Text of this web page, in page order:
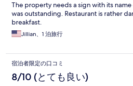
The property needs a sign with its
was outstanding. Restaurant is rather
breakfast.
Jillian、1 泊旅行
宿泊者限定の口コミ
8/10 (とても良い)